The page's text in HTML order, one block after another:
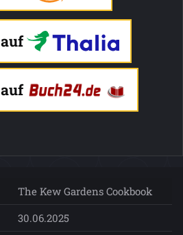
The Kew Gardens Cookbook
30.06.2025